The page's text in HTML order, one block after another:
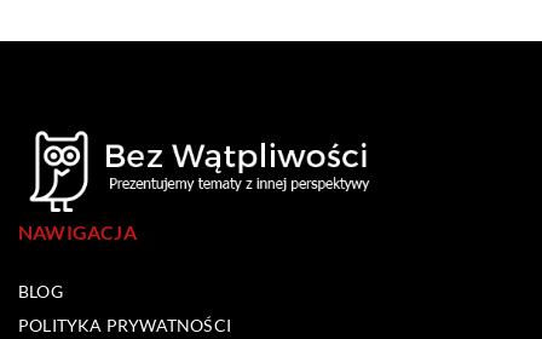
NAWIGACJA
BLOG
POLITYKA PRYWATNOŚCI